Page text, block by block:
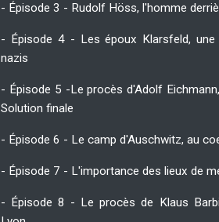
- Épisode 3 - Rudolf Höss, l'homme
- Épisode 4 - Les époux Klarsfeld,
nazis
- Épisode 5 -Le procès d'Adolf
Solution finale
- Épisode 6 - Le camp d'Auschwitz, au
- Épisode 7 - L'importance des lieux de
- Épisode 8 - Le procès de Klaus